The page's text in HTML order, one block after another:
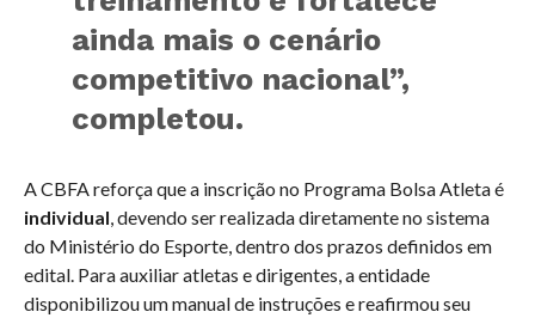
ainda mais o cenário
competitivo nacional”,
completou.
A CBFA reforça que a inscrição no Programa Bolsa Atleta é
individual, devendo ser realizada diretamente no sistema
do Ministério do Esporte, dentro dos prazos definidos em
edital. Para auxiliar atletas e dirigentes, a entidade
disponibilizou um manual de instruções e reafirmou seu